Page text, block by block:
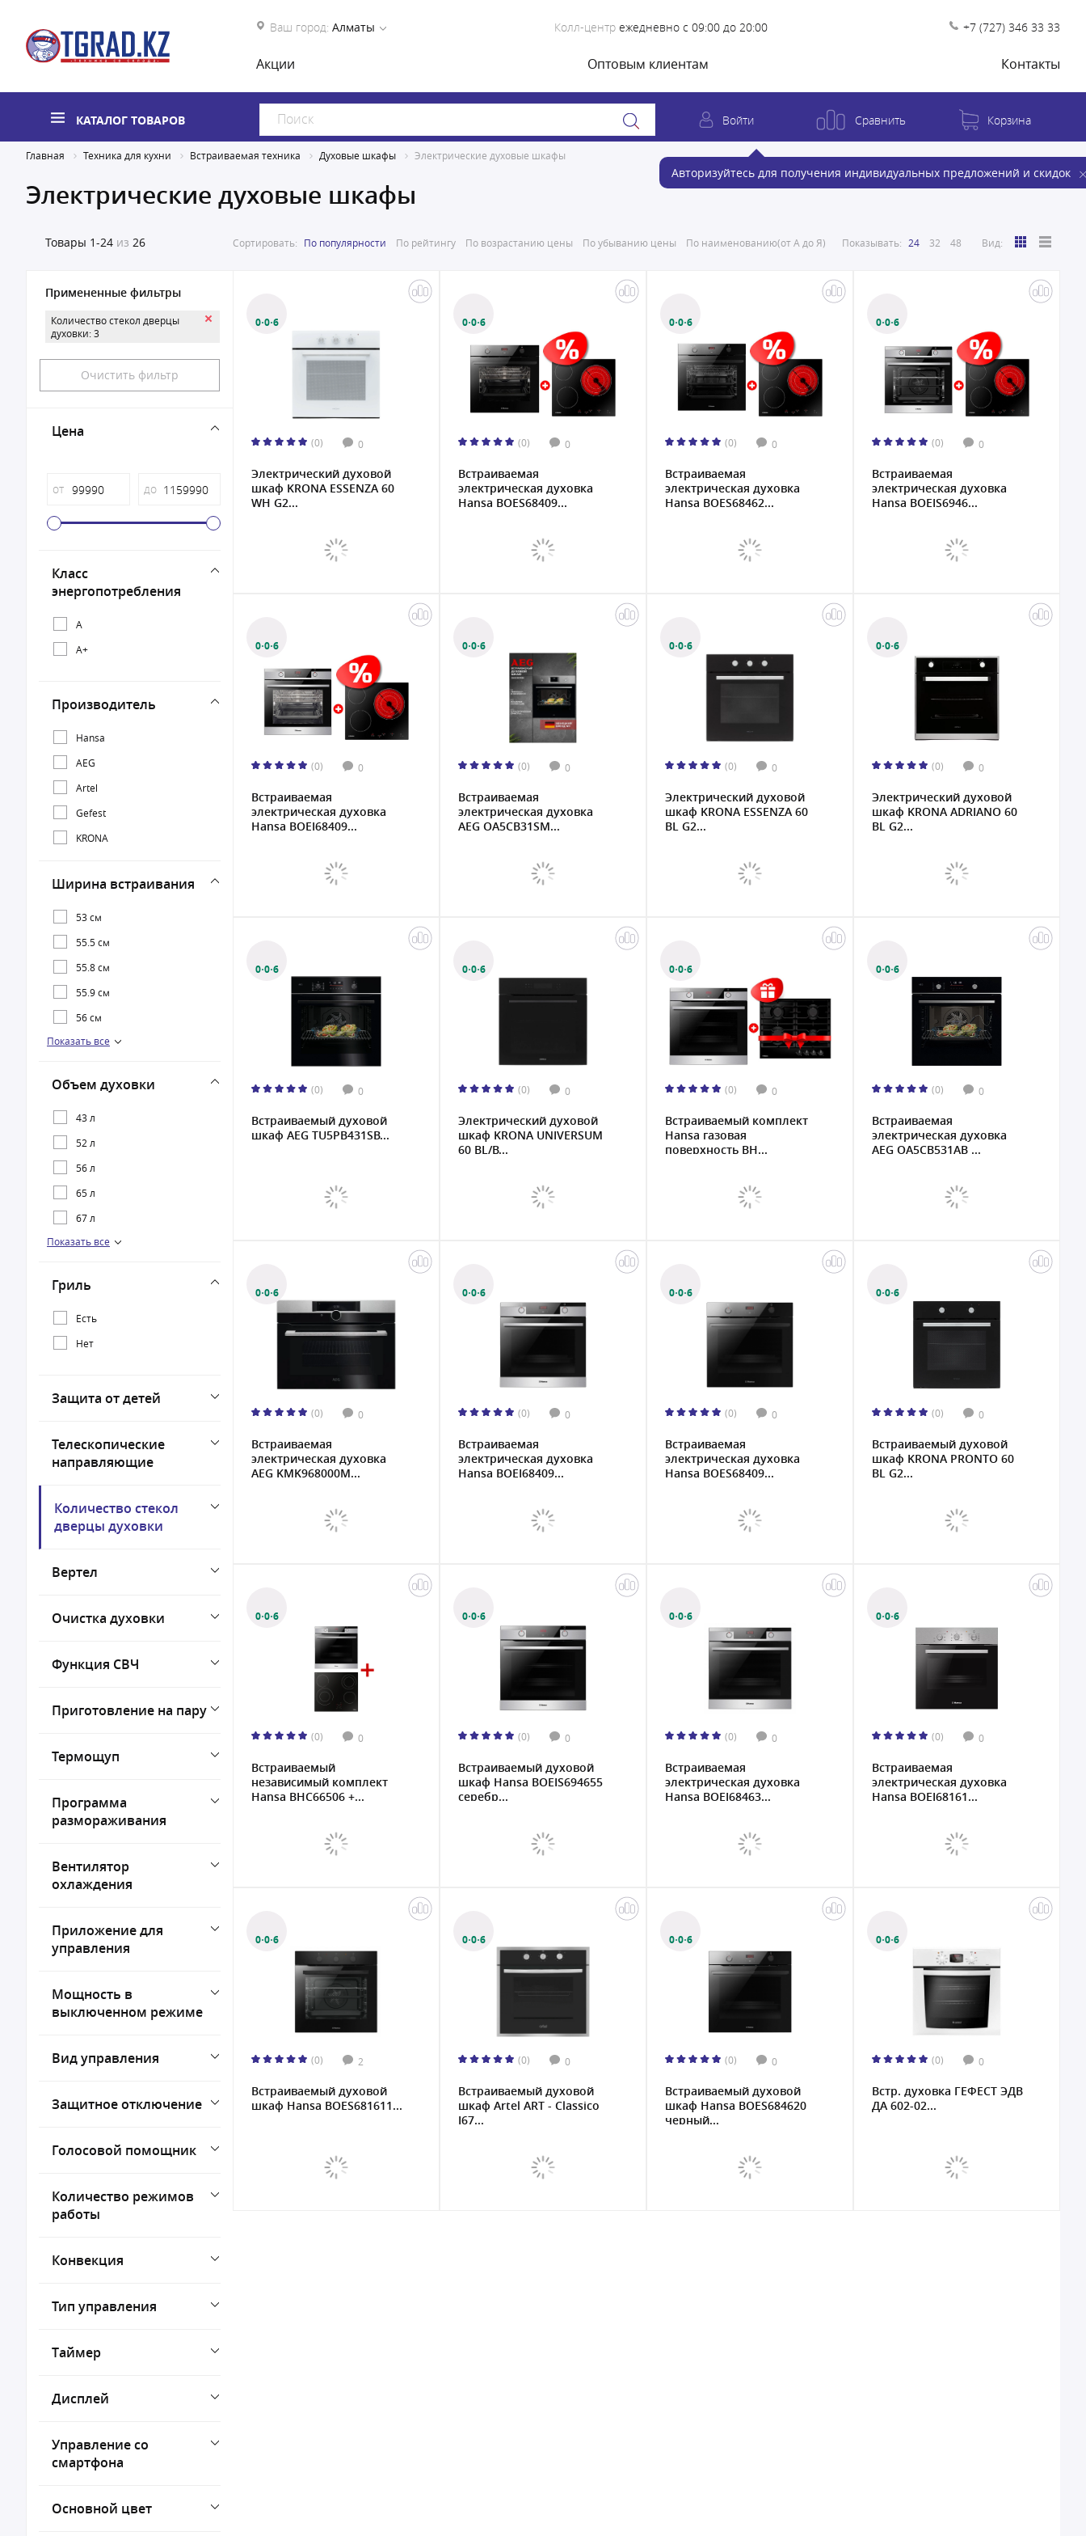
Ваш город: Алматы Колл-центр ежедневно с 09:00 до 20:00 +7 (727) 346 33 33
Акции Оптовым клиентам Контакты
КАТАЛОГ ТОВАРОВ Войти
Авторизуйтесь для получения индивидуальных предложений и скидок
Сравнить Корзина
Главная Техника для кухни Встраиваемая техника Духовые шкафы Электрические духовые шкафы
Электрические духовые шкафы
Товары 1-24 из 26 Сортировать: По популярности По рейтингу По возрастанию цены По убыванию цены По наименованию(от А до Я) Показывать: 24 32 48 Вид:
Примененные фильтры
Количество стекол дверцы
духовки: 3
Очистить фильтр
Цена
от до
Класс
энергопотребления
A
A+
Производитель
Hansa
AEG
Artel
Gefest
KRONA
Ширина встраивания
53 см
55.5 см
55.8 см
55.9 см
56 см
60 см
Показать все
Объем духовки
43 л
52 л
56 л
65 л
67 л
71 л
77 л
Показать все
Гриль
Есть
Нет
Защита от детей
Телескопические
направляющие
Количество стекол
дверцы духовки
Вертел
Очистка духовки
Функция СВЧ
Приготовление на пару
Термощуп
Программа
размораживания
Вентилятор
охлаждения
Приложение для
управления
Мощность в
выключенном режиме
Вид управления
Защитное отключение
Голосовой помощник
Количество режимов
работы
Конвекция
Тип управления
Таймер
Дисплей
Управление со
смартфона
Основной цвет
0·0·6
(0) 0
Электрический духовой
шкаф KRONA ESSENZA 60
WH G2...
0·0·6
(0) 0
Встраиваемая
электрическая духовка
Hansa BOES68409...
0·0·6
(0) 0
Встраиваемая
электрическая духовка
Hansa BOES68462...
0·0·6
(0) 0
Встраиваемая
электрическая духовка
Hansa BOEIS6946...
0·0·6
(0) 0
Встраиваемая
электрическая духовка
Hansa BOEI68409...
0·0·6
(0) 0
Встраиваемая
электрическая духовка
AEG OA5CB31SM...
0·0·6
(0) 0
Электрический духовой
шкаф KRONA ESSENZA 60
BL G2...
0·0·6
(0) 0
Электрический духовой
шкаф KRONA ADRIANO 60
BL G2...
0·0·6
(0) 0
Встраиваемый духовой
шкаф AEG TU5PB431SB...
0·0·6
(0) 0
Электрический духовой
шкаф KRONA UNIVERSUM
60 BL/B...
0·0·6
(0) 0
Встраиваемый комплект
Hansa газовая
поверхность BH...
0·0·6
(0) 0
Встраиваемая
электрическая духовка
AEG OA5CB531AB ...
0·0·6
(0) 0
Встраиваемая
электрическая духовка
AEG KMK968000M...
0·0·6
(0) 0
Встраиваемая
электрическая духовка
Hansa BOEI68409...
0·0·6
(0) 0
Встраиваемая
электрическая духовка
Hansa BOES68409...
0·0·6
(0) 0
Встраиваемый духовой
шкаф KRONA PRONTO 60
BL G2...
0·0·6
(0) 0
Встраиваемый
независимый комплект
Hansa BHC66506 +...
0·0·6
(0) 0
Встраиваемый духовой
шкаф Hansa BOEIS694655
серебр...
0·0·6
(0) 0
Встраиваемая
электрическая духовка
Hansa BOEI68463...
0·0·6
(0) 0
Встраиваемая
электрическая духовка
Hansa BOEI68161...
0·0·6
(0) 2
Встраиваемый духовой
шкаф Hansa BOES681611...
0·0·6
(0) 0
Встраиваемый духовой
шкаф Artel ART - Classico
I67...
0·0·6
(0) 0
Встраиваемый духовой
шкаф Hansa BOES684620
черный...
0·0·6
(0) 0
Встр. духовка ГЕФЕСТ ЭДВ
ДА 602-02...